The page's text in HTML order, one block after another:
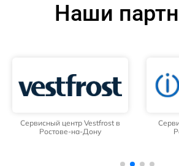
Наши
Сервисный центр Vestfrost в
Ростове-на-Дону